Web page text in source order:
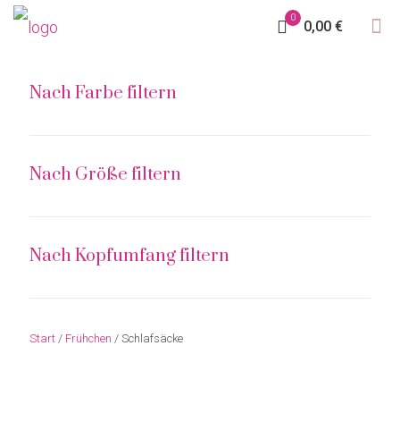
0
0,00 €
Nach Farbe filtern
Nach Größe filtern
Nach Kopfumfang filtern
Start / Frühchen / Schlafsäcke